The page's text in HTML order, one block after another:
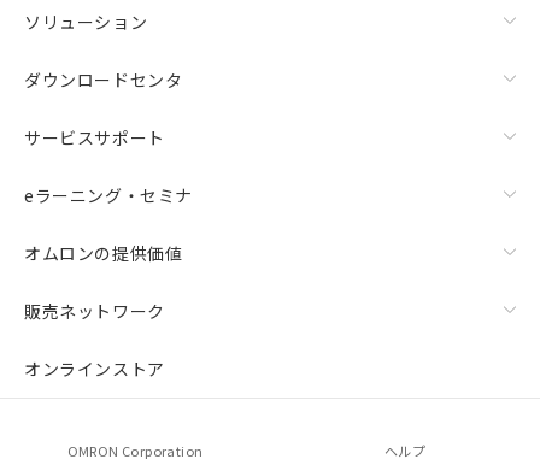
ソリューション
ダウンロードセンタ
サービスサポート
eラーニング・セミナ
オムロンの提供価値
販売ネットワーク
オンラインストア
OMRON Corporation ヘルプ